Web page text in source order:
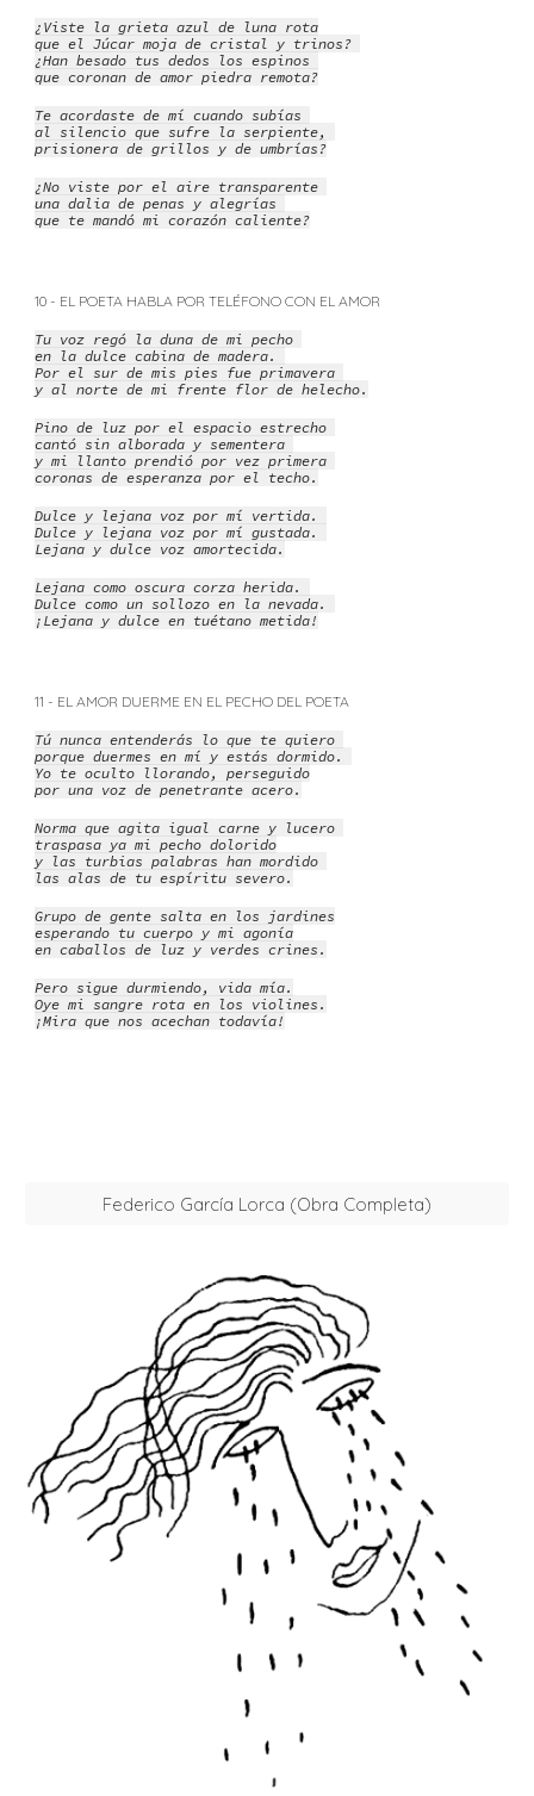
¿Viste la grieta azul de luna rota
que el Júcar moja de cristal y trinos?
¿Han besado tus dedos los espinos
que coronan de amor piedra remota?
Te acordaste de mí cuando subías
al silencio que sufre la serpiente,
prisionera de grillos y de umbrías?
¿No viste por el aire transparente
una dalia de penas y alegrías
que te mandó mi corazón caliente?
10 - EL POETA HABLA POR TELÉFONO CON EL AMOR
Tu voz regó la duna de mi pecho
en la dulce cabina de madera.
Por el sur de mis pies fue primavera
y al norte de mi frente flor de helecho.
Pino de luz por el espacio estrecho
cantó sin alborada y sementera
y mi llanto prendió por vez primera
coronas de esperanza por el techo.
Dulce y lejana voz por mí vertida.
Dulce y lejana voz por mí gustada.
Lejana y dulce voz amortecida.
Lejana como oscura corza herida.
Dulce como un sollozo en la nevada.
¡Lejana y dulce en tuétano metida!
11 - EL AMOR DUERME EN EL PECHO DEL POETA
Tú nunca entenderás lo que te quiero
porque duermes en mí y estás dormido.
Yo te oculto llorando, perseguido
por una voz de penetrante acero.
Norma que agita igual carne y lucero
traspasa ya mi pecho dolorido
y las turbias palabras han mordido
las alas de tu espíritu severo.
Grupo de gente salta en los jardines
esperando tu cuerpo y mi agonía
en caballos de luz y verdes crines.
Pero sigue durmiendo, vida mía.
Oye mi sangre rota en los violines.
¡Mira que nos acechan todavía!
Federico García Lorca (Obra Completa)